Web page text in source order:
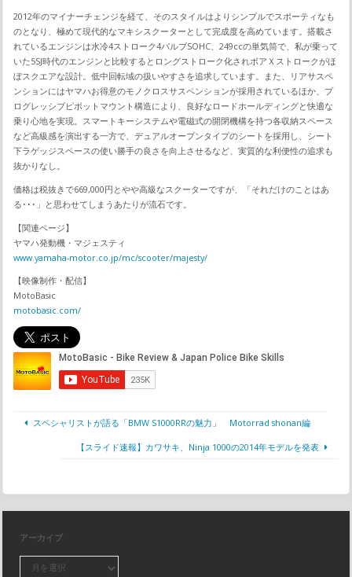
2012年のマイナーチェンジを経て、そのスタイルはよりシンプルでスポーティなも
のとなり、極めて現代的なマキシスクーターとして完成度を高めています。搭載さ
れているエンジンは水冷4ストローク4バルブSOHC、249ccの単気筒で、私が乗って
いた5SJ時代のエンジンと比較するとロングストローク化されボアＸストロークがほ
ぼスクエアな設計。低中回転域の扱いやすさを追求しています。また、リアサスペ
ンションにはヤマハお得意のモノクロスサスペンションが採用されているほか、プ
ログレッシブピボットマウント構造により、良好なロードホールディングと快適な
乗り心地を実現。スマートキーシステムや電磁式の開閉機構を持つ各収納スペース
など高級感を演出する一方で、デュアルオープンタイプのシートを採用し、シート
下ラゲッジスペースの使い勝手の良さを向上させるなど、実質的な利便性の追求も
抜かりなし。
価格は税抜きで669,000円とやや高級なスクーターですが、「それだけのことはあ
る･･･」と思わせてしまうあたりが流石です。
【関連ページ】
ヤマハ発動機・マジェスティ
www.yamaha-motor.co.jp/mc/scooter/majesty/
【映像制作・配信】
MotoBasic
motobasic.com/
スペシャリストが語る「BMW S1000RRの魅力」 Motorrad shonan編
【スライド速報】カワサキ、Ninja 1000の2014年モデルを発表
アーカイブ